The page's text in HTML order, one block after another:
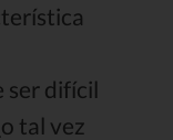
ser difícil
tal vez